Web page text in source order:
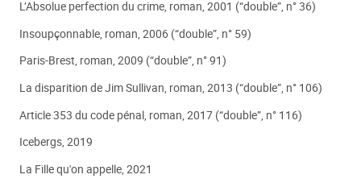
L’Absolue perfection du crime, roman, 2001 (“double”, n° 36)
Insoupçonnable, roman, 2006 (“double”, n° 59)
Paris-Brest, roman, 2009 (“double”, n° 91)
La disparition de Jim Sullivan, roman, 2013 (“double”, n° 106)
Article 353 du code pénal, roman, 2017 (“double”, n° 116)
Icebergs, 2019
La Fille qu'on appelle, 2021